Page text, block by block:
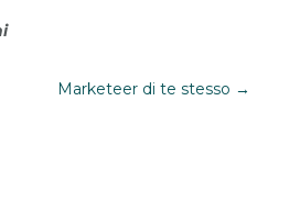
Marketeer di te stesso →